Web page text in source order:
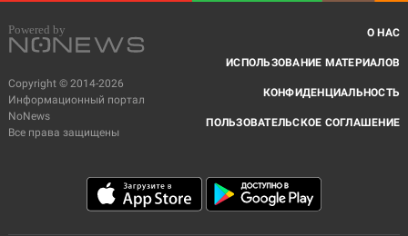
Copyright © 2014-2026
Информационный портал
NoNews
Все права защищены
О НАС
ИСПОЛЬЗОВАНИЕ МАТЕРИАЛОВ
КОНФИДЕНЦИАЛЬНОСТЬ
ПОЛЬЗОВАТЕЛЬСКОЕ СОГЛАШЕНИЕ